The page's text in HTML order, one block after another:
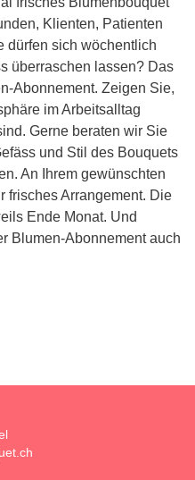
Klienten, Patienten
dürfen sich wöchentlich
überraschen lassen? Das
Abonnement. Zeigen Sie,
im Arbeitsalltag
Gerne beraten wir Sie
und Stil des Bouquets
An Ihrem gewünschten
frisches Arrangement. Die
Ende Monat. Und
Blumen-Abonnement auch